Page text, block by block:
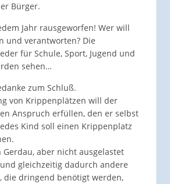
Bürger.
Jahr rausgeworfen! Wer will
und verantworten? Die
für Schule, Sport, Jugend und
sehen…
zum Schluß.
von Krippenplätzen will der
Anspruch erfüllen, den er selbst
Kind soll einen Krippenplatz
Gerdau, aber nicht ausgelastet
gleichzeitig dadurch andere
die dringend benötigt werden,